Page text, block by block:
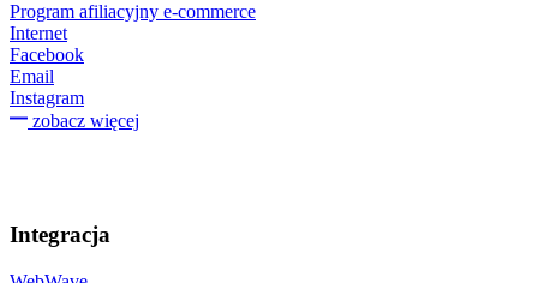
Program afiliacyjny e-commerce
Internet
Facebook
Email
Instagram
zobacz więcej
Integracja